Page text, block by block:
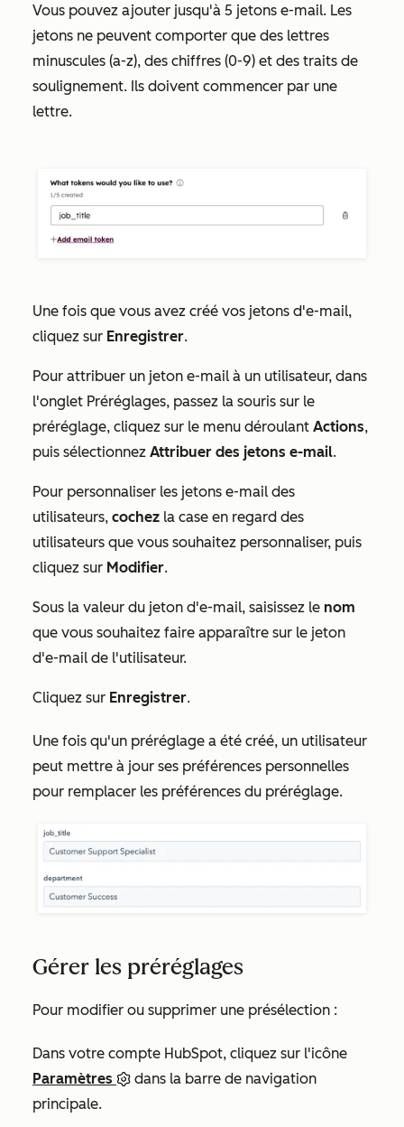
Vous pouvez ajouter jusqu'à 5 jetons e-mail. Les
jetons ne peuvent comporter que des lettres
minuscules (a-z), des chiffres (0-9) et des traits de
soulignement. Ils doivent commencer par une
lettre.
Une fois que vous avez créé vos jetons d'e-mail,
cliquez sur Enregistrer.
Pour attribuer un jeton e-mail à un utilisateur, dans
l'onglet Préréglages, passez la souris sur le
préréglage, cliquez sur le menu déroulant Actions,
puis sélectionnez Attribuer des jetons e-mail.
Pour personnaliser les jetons e-mail des
utilisateurs, cochez la case en regard des
utilisateurs que vous souhaitez personnaliser, puis
cliquez sur Modifier.
Sous la valeur du jeton d'e-mail, saisissez le nom
que vous souhaitez faire apparaître sur le jeton
d'e-mail de l'utilisateur.
Cliquez sur Enregistrer.
Une fois qu'un préréglage a été créé, un utilisateur
peut mettre à jour ses préférences personnelles
pour remplacer les préférences du préréglage.
Gérer les préréglages
Pour modifier ou supprimer une présélection :
Dans votre compte HubSpot, cliquez sur l'icône
Paramètres
dans la barre de navigation
principale.